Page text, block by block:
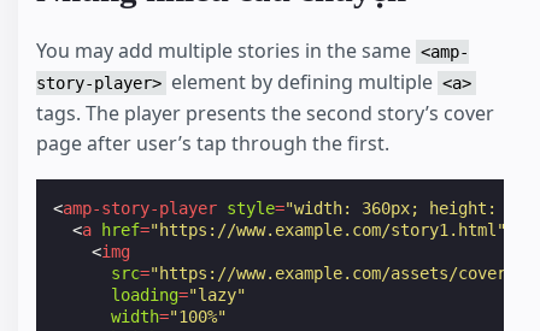
You may add multiple stories in the same <amp-
story-player> element by defining multiple <a>
tags. The player presents the second story’s cover
page after user’s tap through the first.
<amp-story-player style="width: 360px; height:
<a href="https://www.example.com/story1.html"
<img
src="https://www.example.com/assets/
loading="lazy"
width="100%"